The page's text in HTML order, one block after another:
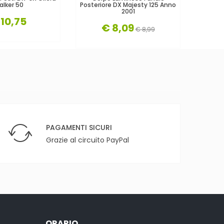
50 Posteriore DX Majesty 125 Anno
2001
€ 8,09€ 8,99
PAGAMENTI SICURI
Grazie al circuito PayPal